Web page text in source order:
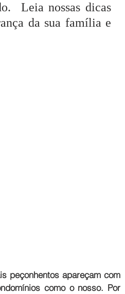
Leia nossas dicas
da sua família e
peçonhentos apareçam com
como o nosso. Por